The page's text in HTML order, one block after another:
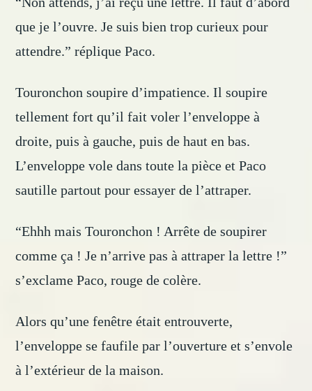
que je l’ouvre. Je suis bien trop curieux pour
attendre.” réplique Paco.
Touronchon soupire d’impatience. Il soupire
tellement fort qu’il fait voler l’enveloppe à
droite, puis à gauche, puis de haut en bas.
L’enveloppe vole dans toute la pièce et Paco
sautille partout pour essayer de l’attraper.
“Ehhh mais Touronchon ! Arrête de soupirer
comme ça ! Je n’arrive pas à attraper la lettre !”
s’exclame Paco, rouge de colère.
Alors qu’une fenêtre était entrouverte,
l’enveloppe se faufile par l’ouverture et s’envole
à l’extérieur de la maison.